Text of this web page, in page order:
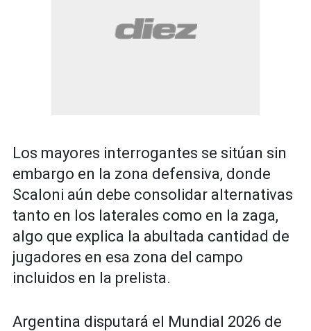
Los mayores interrogantes se sitúan sin
embargo en la zona defensiva, donde
Scaloni aún debe consolidar alternativas
tanto en los laterales como en la zaga,
algo que explica la abultada cantidad de
jugadores en esa zona del campo
incluidos en la prelista.
Argentina disputará el Mundial 2026 de